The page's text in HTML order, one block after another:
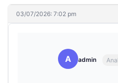
03/07/2026: 7:02 pm
A admin